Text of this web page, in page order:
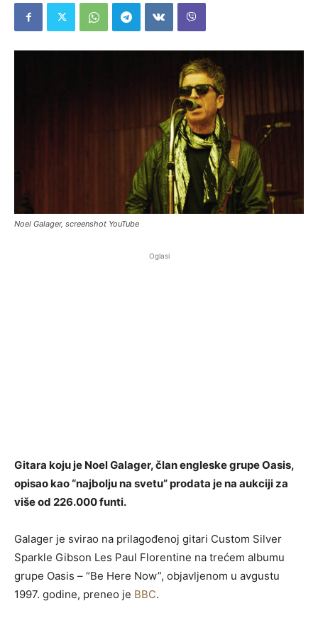
Noel Galager, screenshot YouTube
Oglasi
Gitara koju je Noel Galager, član engleske grupe Oasis,
opisao kao “najbolju na svetu” prodata je na aukciji za
više od 226.000 funti.
Galager je svirao na prilagođenoj gitari Custom Silver
Sparkle Gibson Les Paul Florentine na trećem albumu
grupe Oasis – “Be Here Now”, objavljenom u avgustu
1997. godine, preneo je BBC.